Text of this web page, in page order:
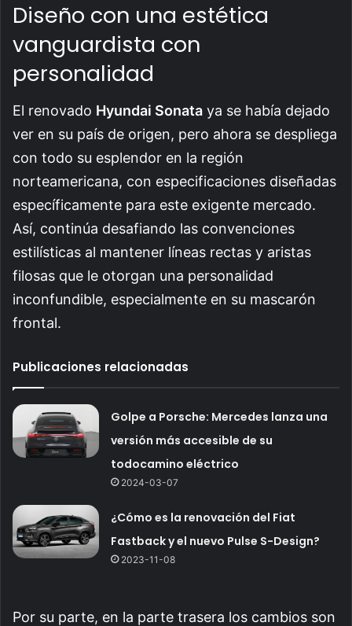
Diseño con una estética
vanguardista con
personalidad
El renovado Hyundai Sonata ya se había dejado
ver en su país de origen, pero ahora se despliega
con todo su esplendor en la región
norteamericana, con especificaciones diseñadas
específicamente para este exigente mercado.
Así, continúa desafiando las convenciones
estilísticas al mantener líneas rectas y aristas
filosas que le otorgan una personalidad
inconfundible, especialmente en su mascarón
frontal.
Publicaciones relacionadas
Golpe a Porsche: Mercedes lanza una
versión más accesible de su
todocamino eléctrico
2024-03-07
¿Cómo es la renovación del Fiat
Fastback y el nuevo Pulse S-Design?
2023-11-08
Por su parte, en la parte trasera los cambios son